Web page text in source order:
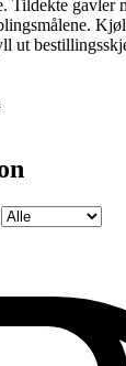
Tildekte gavler
ut